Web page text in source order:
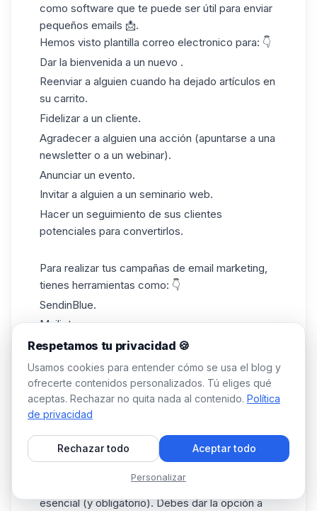
como software que te puede ser útil para enviar
pequeños emails 📩.
Hemos visto plantilla correo electronico para: 👇
Dar la bienvenida a un nuevo .
Reenviar a alguien cuando ha dejado artículos en
su carrito.
Fidelizar a un cliente.
Agradecer a alguien una acción (apuntarse a una
newsletter o a un webinar).
Anunciar un evento.
Invitar a alguien a un seminario web.
Hacer un seguimiento de sus clientes
potenciales para convertirlos.
Para realizar tus campañas de email marketing,
tienes herramientas como: 👇
SendinBlue.
Mailjet.
Mailchimp.
Bee Free.
Por supuesto, si te sientes cómodo con el
HTML, puedes codificar tú mismo tus propias
plantillas de correo electrónico📩.
Pequeño dato pero no por ello menos
darse de baja. Es cierto, es triste pero es
esencial (y obligatorio). Debes dar la opción a
Respetamos tu privacidad 🍪
Usamos cookies para entender cómo se usa el blog y
ofrecerte contenidos personalizados. Tú eliges qué
aceptas. Rechazar no quita nada al contenido. Política
de privacidad
Rechazar todo Aceptar todo
Personalizar